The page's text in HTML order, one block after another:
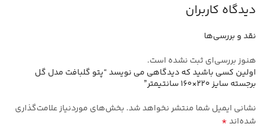
دیدگاه کاربران
نقد و بررسی‌ها
هنوز بررسی‌ای ثبت نشده است.
اولین کسی باشید که دیدگاهی می نویسد “پتو گلبافت مدل گل
برجسته سایز 220×160 سانتیمتر”
نشانی ایمیل شما منتشر نخواهد شد. بخش‌های موردنیاز علامت‌گذاری
شده‌اند*